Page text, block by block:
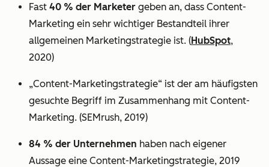
Fast 40 % der Marketer geben an, dass Content-
Marketing ein sehr wichtiger Bestandteil ihrer
allgemeinen Marketingstrategie ist. (HubSpot,
2020)
„Content-Marketingstrategie“ ist der am häufigsten
gesuchte Begriff im Zusammenhang mit Content-
Marketing. (SEMrush, 2019)
84 % der Unternehmen haben nach eigener
Aussage eine Content-Marketingstrategie, 2019